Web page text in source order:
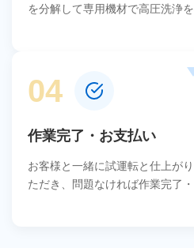
を分解して専用機材で高圧洗浄を
04
作業完了・お支払い
お客様と一緒に試運転と仕上が
ただき、問題なければ作業完了